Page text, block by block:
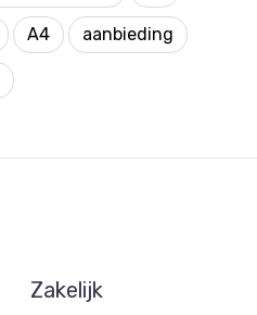
A4 aanbieding
Zakelijk